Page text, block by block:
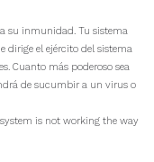
su inmunidad. Tu sistema
dirige el ejército del sistema
Cuanto más poderoso sea
de sucumbir a un virus o
is not working the way